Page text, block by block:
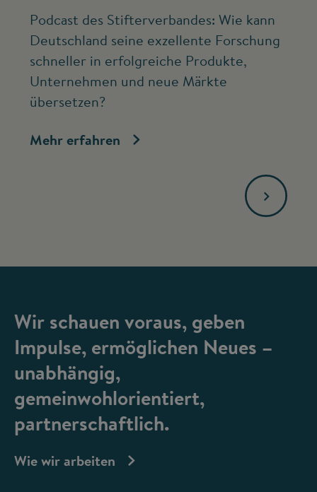
Podcast des Stifterverbandes: Wie kann
Deutschland seine exzellente Forschung
schneller in erfolgreiche Produkte,
Unternehmen und neue Märkte
übersetzen?
Mehr erfahren
Wir schauen voraus, geben
Impulse, ermöglichen Neues –
unabhängig,
gemeinwohlorientiert,
partnerschaftlich.
Wie wir arbeiten